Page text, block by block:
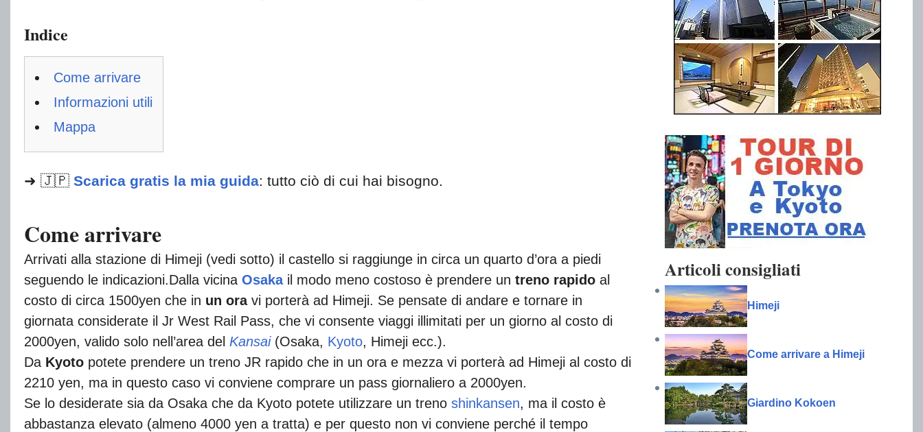
Articoli consigliati
Himeji
Come arrivare a Himeji
Giardino Kokoen
Indice
Come arrivare
Informazioni utili
Mappa
➜ 🇯🇵 Scarica gratis la mia guida: tutto ciò di cui hai bisogno.
Come arrivare
Arrivati alla stazione di Himeji (vedi sotto) il castello si raggiunge in circa un quarto d’ora a piedi
seguendo le indicazioni.Dalla vicina Osakail modo meno costoso è prendere un treno rapido al
costo di circa 1500yen che in un ora vi porterà ad Himeji. Se pensate di andare e tornare in
giornata considerate il Jr West Rail Pass, che vi consente viaggi illimitati per un giorno al costo di
2000yen, valido solo nell’area del Kansai(Osaka, Kyoto, Himeji ecc.).
Da Kyoto potete prendere un treno JR rapido che in un ora e mezza vi porterà ad Himeji al costo di
2210 yen, ma in questo caso vi conviene comprare un pass giornaliero a 2000yen.
Se lo desiderate sia da Osaka che da Kyoto potete utilizzare un treno shinkansen, ma il costo è
abbastanza elevato (almeno 4000 yen a tratta) e per questo non vi conviene perché il tempo